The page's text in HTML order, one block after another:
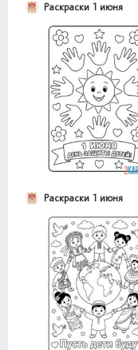
Раскраски 1 июня
Раскраски 1 июня